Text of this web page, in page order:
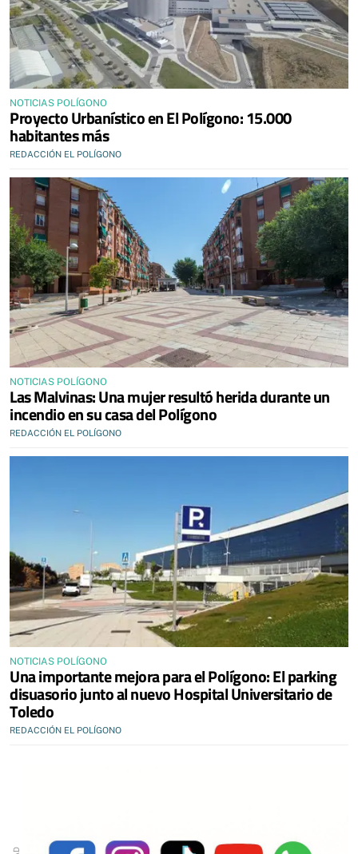
NOTICIAS POLÍGONO
Proyecto Urbanístico en El Polígono: 15.000
habitantes más
REDACCIÓN EL POLÍGONO
NOTICIAS POLÍGONO
Las Malvinas: Una mujer resultó herida durante un
incendio en su casa del Polígono
REDACCIÓN EL POLÍGONO
NOTICIAS POLÍGONO
Una importante mejora para el Polígono: El parking
disuasorio junto al nuevo Hospital Universitario de
Toledo
REDACCIÓN EL POLÍGONO